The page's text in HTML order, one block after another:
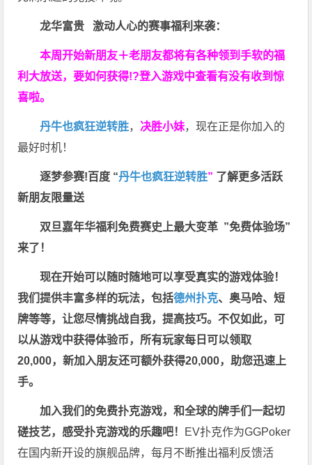
龙华富贵 激动人心的赛事福利来袭：
本周开始新朋友＋老朋友都将有各种领到手软的福
利大放送，要如何获得!?登入游戏中查看有没有收到惊
喜啦。
丹牛也疯狂逆转胜， 决胜小妹，现在正是你加入的
最好时机！
逐梦参赛!百度 “丹牛也疯狂逆转胜” 了解更多活跃
新朋友限量送
双旦嘉年华福利免费赛史上最大变革 ”免费体验场”
来了！
现在开始可以随时随地可以享受真实的游戏体验！
我们提供丰富多样的玩法，包括德州扑克、奥马哈、短
牌等等，让您尽情挑战自我，提高技巧。不仅如此， 可
以从游戏中获得体验币，所有玩家每日可以领取
20,000，新加入朋友还可额外获得20,000，助您迅速上
手。
加入我们的免费扑克游戏，和全球的牌手们一起切
磋技艺，感受扑克游戏的乐趣吧！ EV扑克作为GGPoker
在国内新开设的旗舰品牌，每月不断推出福利反馈活